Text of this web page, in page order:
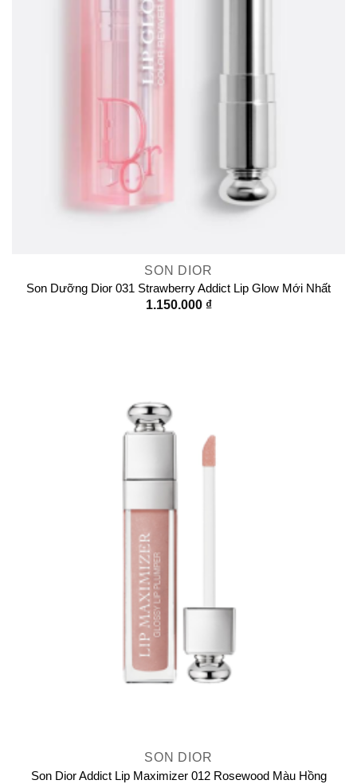
SON DIOR
Son Dưỡng Dior 031 Strawberry Addict Lip Glow Mới Nhất
1.150.000 ₫
SON DIOR
Son Dior Addict Lip Maximizer 012 Rosewood Màu Hồng